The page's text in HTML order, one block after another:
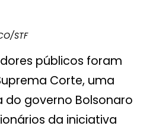
STF
públicos foram
Corte, uma
do governo Bolsonaro
da iniciativa